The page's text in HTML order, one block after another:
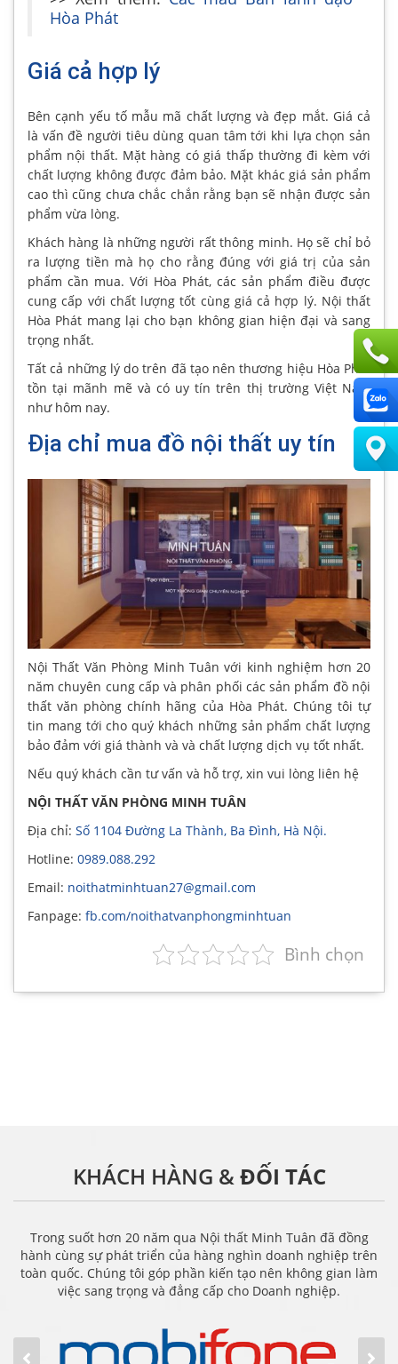
Hòa Phát
Giá cả hợp lý
Bên cạnh yếu tố mẫu mã chất lượng và đẹp mắt. Giá cả
là vấn đề người tiêu dùng quan tâm tới khi lựa chọn sản
phẩm nội thất. Mặt hàng có giá thấp thường đi kèm với
chất lượng không được đảm bảo. Mặt khác giá sản phẩm
cao thì cũng chưa chắc chắn rằng bạn sẽ nhận được sản
phẩm vừa lòng.
Khách hàng là những người rất thông minh. Họ sẽ chỉ bỏ
ra lượng tiền mà họ cho rằng đúng với giá trị của sản
phẩm cần mua. Với Hòa Phát, các sản phẩm điều được
cung cấp với chất lượng tốt cùng giá cả hợp lý. Nội thất
Hòa Phát mang lại cho bạn không gian hiện đại và sang
trọng nhất.
Tất cả những lý do trên đã tạo nên thương hiệu Hòa Phát
tồn tại mãnh mẽ và có uy tín trên thị trường Việt Nam
như hôm nay.
Địa chỉ mua đồ nội thất uy tín
Nội Thất Văn Phòng Minh Tuân với kinh nghiệm hơn 20
năm chuyên cung cấp và phân phối các sản phẩm đồ nội
thất văn phòng chính hãng của Hòa Phát. Chúng tôi tự
tin mang tới cho quý khách những sản phẩm chất lượng
bảo đảm với giá thành và và chất lượng dịch vụ tốt nhất.
Nếu quý khách cần tư vấn và hỗ trợ, xin vui lòng liên hệ
NỘI THẤT VĂN PHÒNG MINH TUÂN
Địa chỉ: Số 1104 Đường La Thành, Ba Đình, Hà Nội.
Hotline: 0989.088.292
Email: noithatminhtuan27@gmail.com
Fanpage: fb.com/noithatvanphongminhtuan
Bình chọn
KHÁCH HÀNG &ĐỐI TÁC
Trong suốt hơn 20 năm qua Nội thất Minh Tuân đã đồng
hành cùng sự phát triển của hàng nghìn doanh nghiệp trên
toàn quốc. Chúng tôi góp phần kiến tạo nên không gian làm
việc sang trọng và đẳng cấp cho Doanh nghiệp.